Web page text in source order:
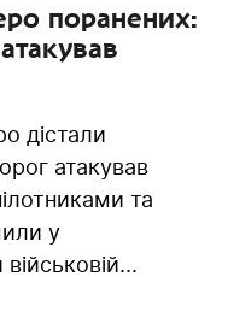
поранених:
дістали
атакував
та
у